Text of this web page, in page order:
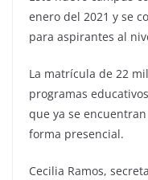
enero del 2021 y se
para aspirantes al
La matrícula de 22
programas
que ya se
forma presencial.
Cecilia Ramos,